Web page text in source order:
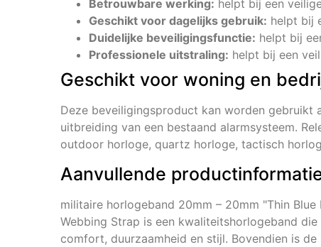
Betrouwbare werking: helpt bij een
Geschikt voor dagelijks gebruik: helpt bij
Duidelijke beveiligingsfunctie: helpt bij
Professionele uitstraling: helpt bij een
Geschikt voor woning en
Deze beveiligingsproduct kan worden gebruikt
uitbreiding van een bestaand alarmsysteem.
outdoor horloge, quartz horloge, tactisch
Aanvullende
militaire horlogeband 20mm – 20mm "Thin
Webbing Strap is een kwaliteitshorlogeband
comfort, duurzaamheid en stijl. Bovendien is